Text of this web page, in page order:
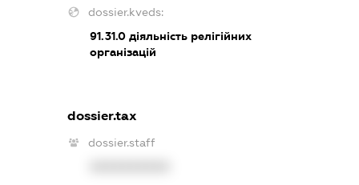
dossier.kveds:
91.31.0діяльність релігійних
організацій
dossier.tax
dossier.staff